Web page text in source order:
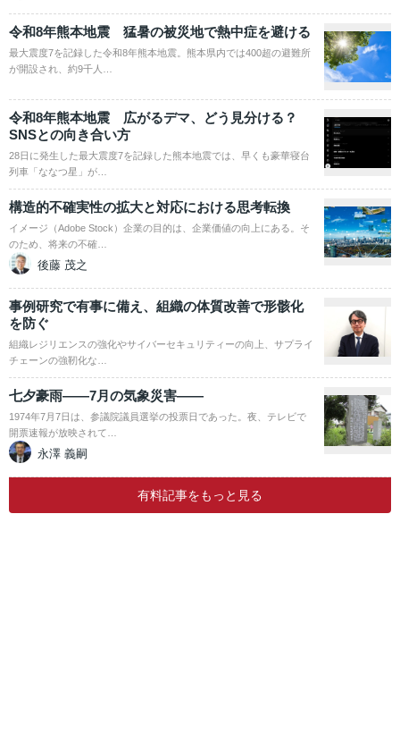
令和8年熊本地震 猛暑の被災地で熱中症を避ける
最大震度7を記録した令和8年熊本地震。熊本県内では400超の避難所
が開設され、約9千人…
令和8年熊本地震 広がるデマ、どう見分ける？
SNSとの向き合い方
28日に発生した最大震度7を記録した熊本地震では、早くも豪華寝台
列車「ななつ星」が…
構造的不確実性の拡大と対応における思考転換
イメージ（Adobe Stock）企業の目的は、企業価値の向上にある。そ
のため、将来の不確…
後藤 茂之
事例研究で有事に備え、組織の体質改善で形骸化
を防ぐ
組織レジリエンスの強化やサイバーセキュリティーの向上、サプライ
チェーンの強靭化な…
七夕豪雨――7月の気象災害――
1974年7月7日は、参議院議員選挙の投票日であった。夜、テレビで
開票速報が放映されて…
永澤 義嗣
有料記事をもっと見る